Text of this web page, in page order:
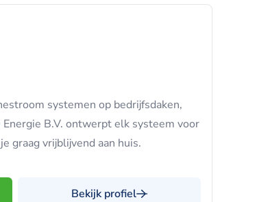
systemen op bedrijfsdaken,
B.V. ontwerpt elk systeem voor
graag vrijblijvend aan huis.
Bekijk profiel